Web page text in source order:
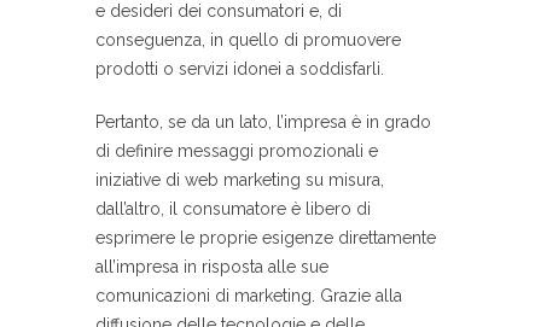
e desideri dei consumatori e, di
conseguenza, in quello di promuovere
prodotti o servizi idonei a soddisfarli.
Pertanto, se da un lato, l’impresa è in grado
di definire messaggi promozionali e
iniziative di web marketing su misura,
dall’altro, il consumatore è libero di
esprimere le proprie esigenze direttamente
all’impresa in risposta alle sue
comunicazioni di marketing. Grazie alla